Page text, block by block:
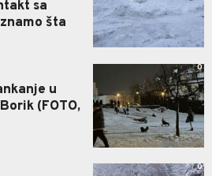
sa
šta
u
(FOTO,
0
0